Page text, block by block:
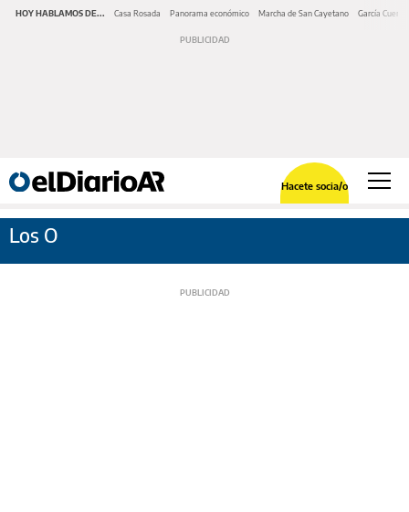
HOY HABLAMOS DE... Casa Rosada Panorama económico Marcha de San Cayetano García Cuerva
Hacete socia/o
Los O